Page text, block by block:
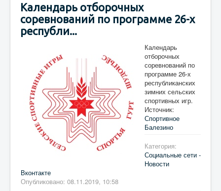
Календарь отборочных
соревнований по программе 26-х
республи...
Календарь
отборочных
соревнований по
программе 26-х
республиканских
зимних сельских
спортивных игр.
Источник:
Спортивное
Балезино
Категория:
Социальные сети -
Новости
Вконтакте
Опубликовано: 08.11.2019, 10:58